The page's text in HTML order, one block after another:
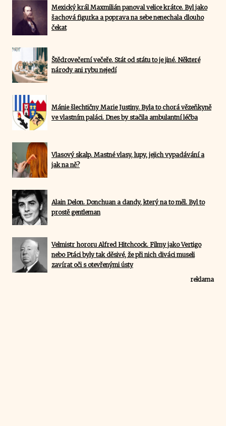
Mexický král Maxmilián panoval velice krátce. Byl jako
šachová figurka a poprava na sebe nenechala dlouho
čekat
Štědrovečerní večeře. Stát od státu to je jiné. Některé
národy ani rybu nejedí
Mánie šlechtičny Marie Justiny. Byla to chorá vězeňkyně
ve vlastním paláci. Dnes by stačila ambulantní léčba
Vlasový skalp. Mastné vlasy, lupy, jejich vypadávání a
jak na ně?
Alain Delon. Donchuan a dandy, který na to měl. Byl to
prostě gentleman
Velmistr hororu Alfred Hitchcock. Filmy jako Vertigo
nebo Ptáci byly tak děsivé, že při nich diváci museli
zavírat oči s otevřenými ústy
reklama